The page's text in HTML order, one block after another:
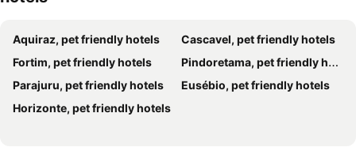
Aquiraz, pet friendly hotels
Cascavel, pet friendly hotels
Fortim, pet friendly hotels
Pindoretama, pet friendly hotels
Parajuru, pet friendly hotels
Eusébio, pet friendly hotels
Horizonte, pet friendly hotels